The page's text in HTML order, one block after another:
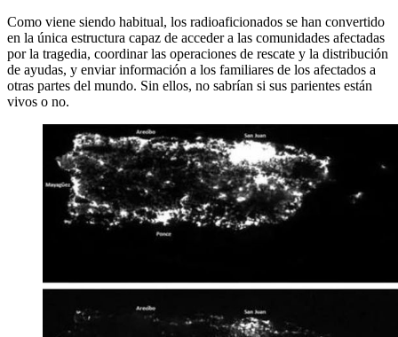
Como viene siendo habitual, los radioaficionados se han convertido
en la única estructura capaz de acceder a las comunidades afectadas
por la tragedia, coordinar las operaciones de rescate y la distribución
de ayudas, y enviar información a los familiares de los afectados a
otras partes del mundo. Sin ellos, no sabrían si sus parientes están
vivos o no.